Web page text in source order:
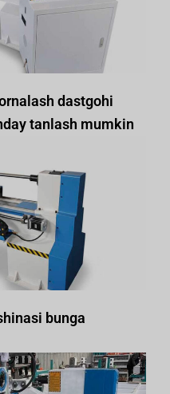
dastgohi
tanlash mumkin
bunga